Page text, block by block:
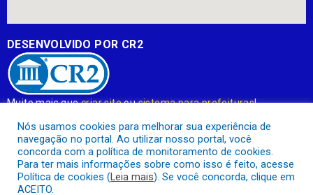
DESENVOLVIDO POR CR2
Muito mais quecriar siteousistema para prefeituras!
contrato que todas as exigências das leis de transparência
públicaserão atendidas.
Conheça oPNTPe o Radar da Transparência Pública
Nós usamos cookies para melhorar sua experiência de
navegação no portal. Ao utilizar nosso portal, você
concorda com a política de monitoramento de cookies.
Para ter mais informações sobre como isso é feito, acesse
Política de cookies (Leia mais). Se você concorda, clique em
ACEITO.